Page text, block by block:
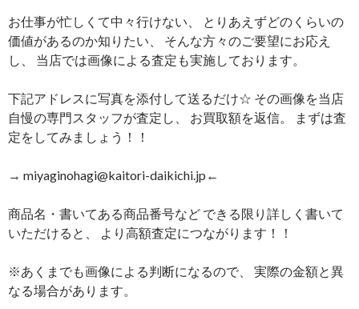
お仕事が忙しくて中々行けない、 とりあえずどのくらいの
価値があるのか知りたい、 そんな方々のご要望にお応え
し、 当店では画像による査定も実施しております。
下記アドレスに写真を添付して送るだけ☆ その画像を当店
自慢の専門スタッフが査定し、 お買取額を返信。 まずは査
定をしてみましょう！！
→ miyaginohagi@kaitori-daikichi.jp←
商品名・書いてある商品番号など できる限り詳しく書いて
いただけると、 より高額査定につながります！！
※あくまでも画像による判断になるので、 実際の金額と異
なる場合があります。